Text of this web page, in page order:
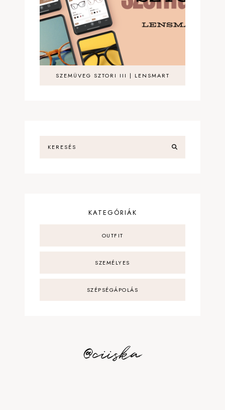
SZEMÜVEG SZTORI III | LENSMART
KATEGÓRIÁK
OUTFIT
SZEMÉLYES
SZÉPSÉGÁPOLÁS
@ciiska